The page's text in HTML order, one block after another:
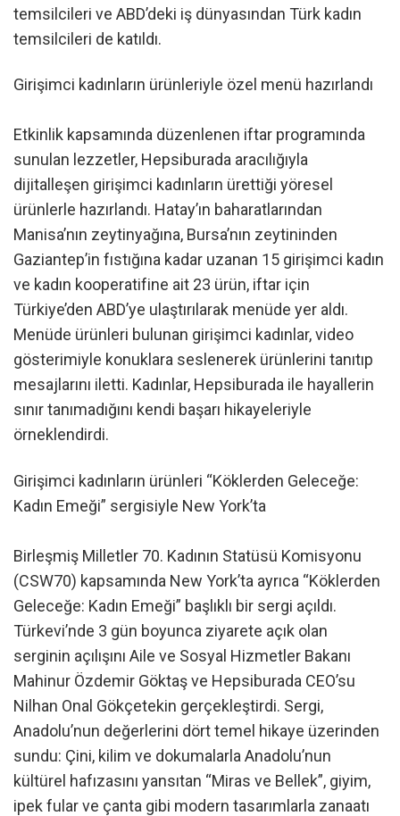
temsilcileri ve ABD’deki iş dünyasından Türk kadın
temsilcileri de katıldı.
Girişimci kadınların ürünleriyle özel menü hazırlandı
Etkinlik kapsamında düzenlenen iftar programında
sunulan lezzetler, Hepsiburada aracılığıyla
dijitalleşen girişimci kadınların ürettiği yöresel
ürünlerle hazırlandı. Hatay’ın baharatlarından
Manisa’nın zeytinyağına, Bursa’nın zeytininden
Gaziantep’in fıstığına kadar uzanan 15 girişimci kadın
ve kadın kooperatifine ait 23 ürün, iftar için
Türkiye’den ABD’ye ulaştırılarak menüde yer aldı.
Menüde ürünleri bulunan girişimci kadınlar, video
gösterimiyle konuklara seslenerek ürünlerini tanıtıp
mesajlarını iletti. Kadınlar, Hepsiburada ile hayallerin
sınır tanımadığını kendi başarı hikayeleriyle
örneklendirdi.
Girişimci kadınların ürünleri “Köklerden Geleceğe:
Kadın Emeği” sergisiyle New York’ta
Birleşmiş Milletler 70. Kadının Statüsü Komisyonu
(CSW70) kapsamında New York’ta ayrıca “Köklerden
Geleceğe: Kadın Emeği” başlıklı bir sergi açıldı.
Türkevi’nde 3 gün boyunca ziyarete açık olan
serginin açılışını Aile ve Sosyal Hizmetler Bakanı
Mahinur Özdemir Göktaş ve Hepsiburada CEO’su
Nilhan Onal Gökçetekin gerçekleştirdi. Sergi,
Anadolu’nun değerlerini dört temel hikaye üzerinden
sundu: Çini, kilim ve dokumalarla Anadolu’nun
kültürel hafızasını yansıtan “Miras ve Bellek”, giyim,
ipek fular ve çanta gibi modern tasarımlarla zanaatı